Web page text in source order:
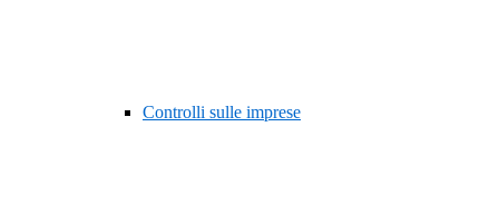
Controlli sulle imprese